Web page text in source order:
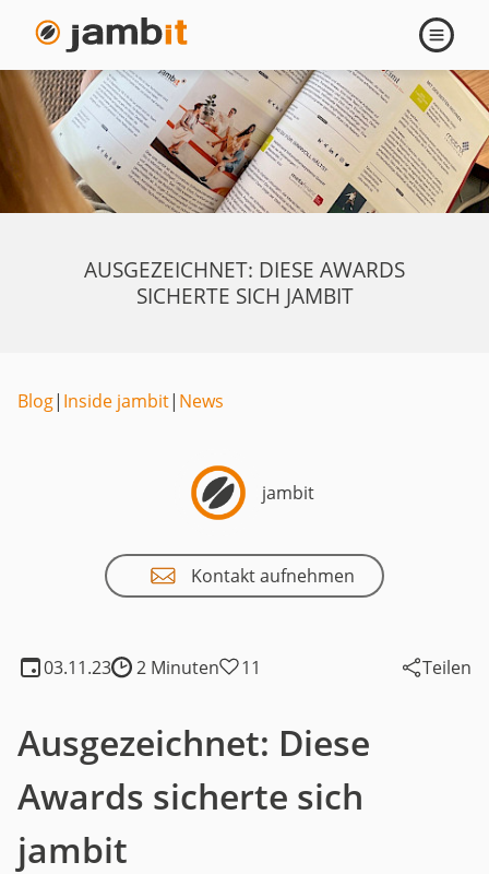
öffnen
AUSGEZEICHNET: DIESE AWARDS
SICHERTE SICH JAMBIT
jambit
Kontakt aufnehmen
03.11.23Lesedauer:
2 Minuten 11 Teilen
Blog| Inside jambit| News
Ausgezeichnet: Diese
Awards sicherte sich
jambit